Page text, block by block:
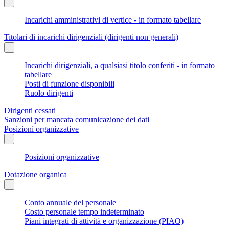
Incarichi amministrativi di vertice - in formato tabellare
Titolari di incarichi dirigenziali (dirigenti non generali)
Incarichi dirigenziali, a qualsiasi titolo conferiti - in formato
tabellare
Posti di funzione disponibili
Ruolo dirigenti
Dirigenti cessati
Sanzioni per mancata comunicazione dei dati
Posizioni organizzative
Posizioni organizzative
Dotazione organica
Conto annuale del personale
Costo personale tempo indeterminato
Piani integrati di attività e organizzazione (PIAO)